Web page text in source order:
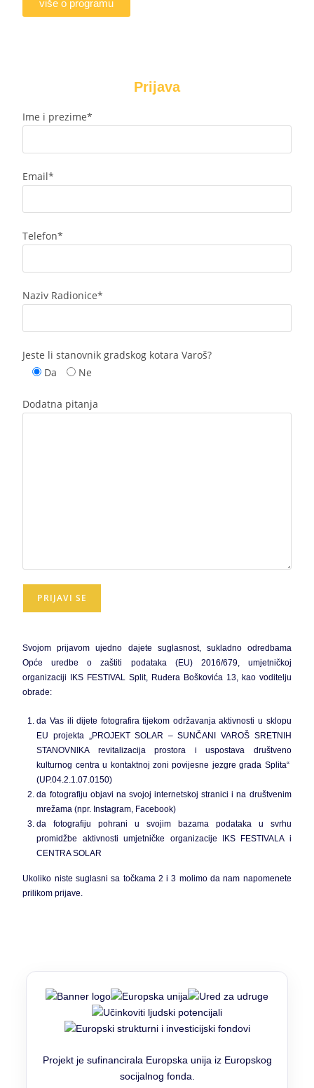
više o programu
Prijava
Ime i prezime*
Email*
Telefon*
Naziv Radionice*
Jeste li stanovnik gradskog kotara Varoš?
Da
Ne
Dodatna pitanja
Svojom prijavom ujedno dajete suglasnost, sukladno odredbama
Opće uredbe o zaštiti podataka (EU) 2016/679, umjetničkoj
organizaciji IKS FESTIVAL Split, Ruđera Boškovića 13, kao voditelju
obrade:
da Vas ili dijete fotografira tijekom održavanja aktivnosti u sklopu
EU projekta „PROJEKT SOLAR – SUNČANI VAROŠ SRETNIH
STANOVNIKA revitalizacija prostora i uspostava društveno
kulturnog centra u kontaktnoj zoni povijesne jezgre grada Splita“
(UP.04.2.1.07.0150)
da fotografiju objavi na svojoj internetskoj stranici i na društvenim
mrežama (npr. Instagram, Facebook)
da fotografiju pohrani u svojim bazama podataka u svrhu
promidžbe aktivnosti umjetničke organizacije IKS FESTIVALA i
CENTRA SOLAR
Ukoliko niste suglasni sa točkama 2 i 3 molimo da nam napomenete
prilikom prijave.
Projekt je sufinancirala Europska unija iz Europskog
socijalnog fonda.